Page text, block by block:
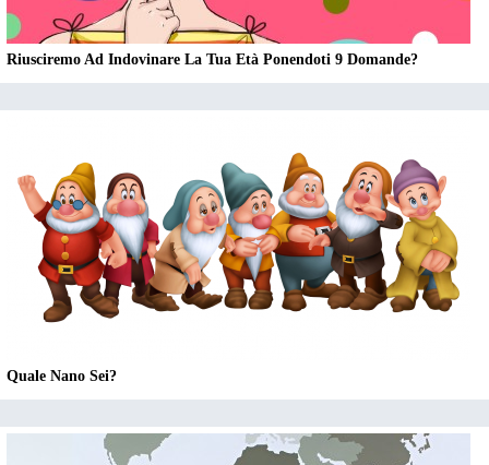
Riusciremo Ad Indovinare La Tua Età Ponendoti 9 Domande?
Quale Nano Sei?